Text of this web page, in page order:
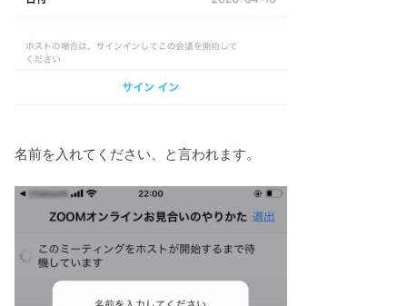
名前を入れてください、と言われます。